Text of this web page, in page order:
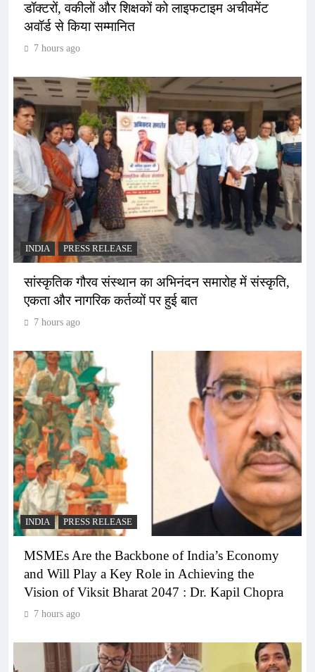
डॉक्टरों, वकीलों और शिक्षकों को लाइफटाइम अचीवमेंट
अवॉर्ड से किया सम्मानित
7 hours ago
INDIA PRESS RELEASE
सांस्कृतिक गौरव संस्थान का अभिनंदन समारोह में संस्कृति,
एकता और नागरिक कर्तव्यों पर हुई बात
7 hours ago
INDIA PRESS RELEASE
MSMEs Are the Backbone of India’s Economy
and Will Play a Key Role in Achieving the
Vision of Viksit Bharat 2047 : Dr. Kapil Chopra
7 hours ago